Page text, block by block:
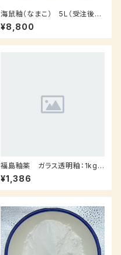
海鼠釉（なまこ） 5L（受注後、7
～14日後発送）
¥8,800
福島釉薬 ガラス透明釉：1kg
（受注後7～３０日後発送）
¥1,386